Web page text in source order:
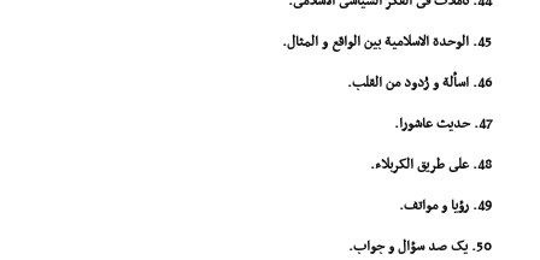
45. الوحدة الاسلامیة بین الواقع و المثال.
46. اسألة و رُدود من القلب.
47. حدیث عاشورا.
48. على طریق الکربلاء.
49. رؤیا و مواتف.
50. یک صد سؤال و جواب.